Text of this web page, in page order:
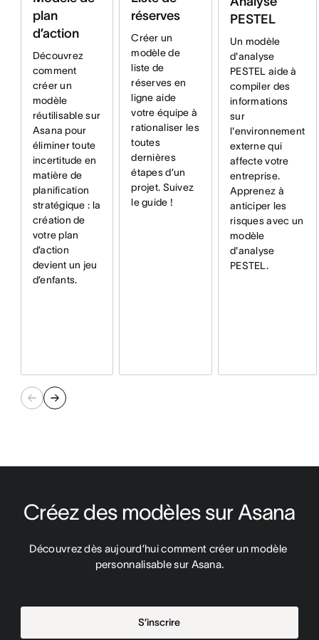
plan
d’action
Découvrez
comment
créer un
modèle
réutilisable sur
Asana pour
éliminer toute
incertitude en
matière de
planification
stratégique : la
création de
votre plan
d’action
devient un jeu
d’enfants.
réserves
Créer un
modèle de
liste de
réserves en
ligne aide
votre équipe à
rationaliser les
toutes
dernières
étapes d’un
projet. Suivez
le guide !
PESTEL
Un modèle
d'analyse
PESTEL aide à
compiler des
informations
sur
l'environnement
externe qui
affecte votre
entreprise.
Apprenez à
anticiper les
risques avec un
modèle
d'analyse
PESTEL.
Créez des modèles sur Asana
Découvrez dès aujourd’hui comment créer un modèle
personnalisable sur Asana.
S’inscrire